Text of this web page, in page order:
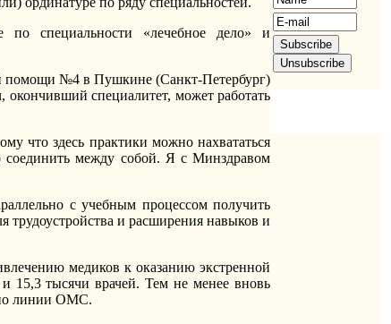
по специальности «лечебное дело» и
помощи №4 в Пушкине (Санкт-Петербург)
специалитет, может работать
что здесь практики можно нахвататься
соединить между собой. Я с Минздравом
с учебным процессом получить
и расширения навыков и
медиков к оказанию экстренной
15,3 тысячи врачей. Тем не менее вновь
линии ОМС.